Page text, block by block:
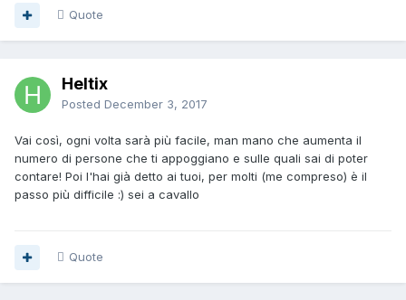
Quote
Heltix
Posted December 3, 2017
Vai così, ogni volta sarà più facile, man mano che aumenta il
numero di persone che ti appoggiano e sulle quali sai di poter
contare! Poi l'hai già detto ai tuoi, per molti (me compreso) è il
passo più difficile :) sei a cavallo
Quote